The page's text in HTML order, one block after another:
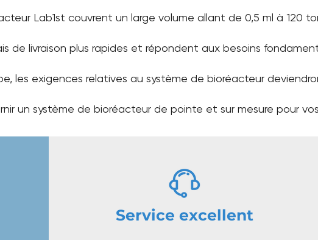
Lab1st couvrent un large volume allant de 0,5 ml à 120
de livraison plus rapides et répondent aux besoins
les exigences relatives au système de bioréacteur
un système de bioréacteur de pointe et sur mesure pour
Service excellent